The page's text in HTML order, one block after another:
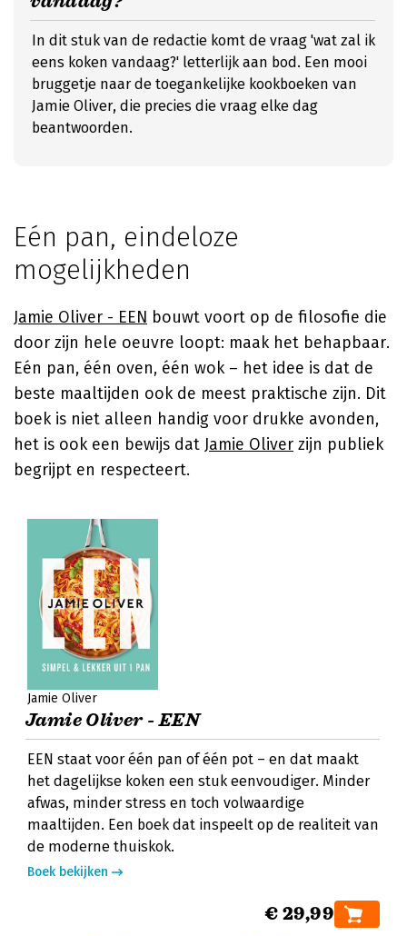
In dit stuk van de redactie komt de vraag 'wat zal ik
eens koken vandaag?' letterlijk aan bod. Een mooi
bruggetje naar de toegankelijke kookboeken van
Jamie Oliver, die precies die vraag elke dag
beantwoorden.
Eén pan, eindeloze
mogelijkheden
Jamie Oliver - EEN bouwt voort op de filosofie die
door zijn hele oeuvre loopt: maak het behapbaar.
Eén pan, één oven, één wok – het idee is dat de
beste maaltijden ook de meest praktische zijn. Dit
boek is niet alleen handig voor drukke avonden,
het is ook een bewijs dat Jamie Oliver zijn publiek
begrijpt en respecteert.
Jamie Oliver
Jamie Oliver - EEN
EEN staat voor één pan of één pot – en dat maakt
het dagelijkse koken een stuk eenvoudiger. Minder
afwas, minder stress en toch volwaardige
maaltijden. Een boek dat inspeelt op de realiteit van
de moderne thuiskok.
Boek bekijken
€ 29,99